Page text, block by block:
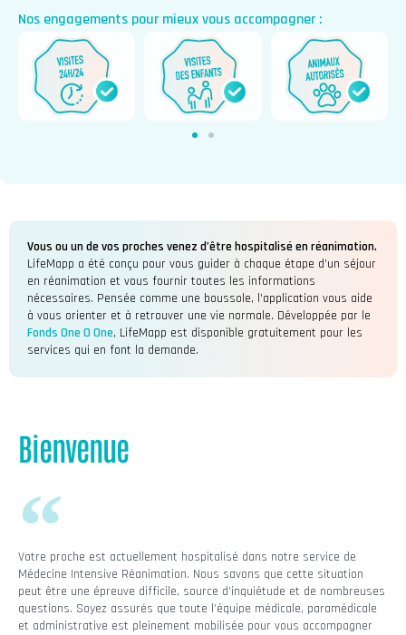
Nos engagements pour mieux vous accompagner :
Vous ou un de vos proches venez d’être hospitalisé en réanimation.
LifeMapp a été conçu pour vous guider à chaque étape d’un séjour
en réanimation et vous fournir toutes les informations
nécessaires. Pensée comme une boussole, l’application vous aide
à vous orienter et à retrouver une vie normale. Développée par le
Fonds One O One, LifeMapp est disponible gratuitement pour les
services qui en font la demande.
Bienvenue
Votre proche est actuellement hospitalisé dans notre service de
Médecine Intensive Réanimation. Nous savons que cette situation
peut être une épreuve difficile, source d’inquiétude et de nombreuses
questions. Soyez assurés que toute l’équipe médicale, paramédicale
et administrative est pleinement mobilisée pour vous accompagner